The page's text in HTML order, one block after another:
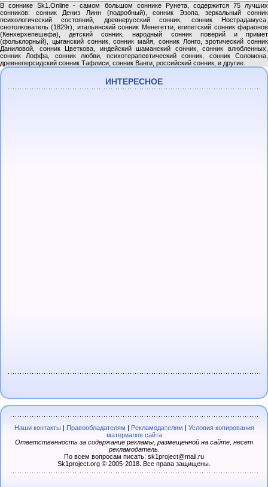
В соннике Sk1.Online - самом большом соннике Рунета, содержится 75 лучших
сонников: сонник Дениз Линн (подробный), сонник Эзопа, зеркальный сонник
психологический состояний, древнерусский сонник, сонник Нострадамуса,
снотолкователь (1829г), итальянский сонник Менегетти, египетский сонник фараонов
(Кенхерхепешефа), детский сонник, народный сонник поверий и примет
(фольклорный), цыганский сонник, сонник майя, сонник Лонго, эротический сонник
Даниловой, сонник Цветкова, индейский шаманский сонник, сонник влюбленных,
сонник Лоффа, сонник любви, психотерапевтический сонник, сонник Соломона,
древнеперсидский сонник Тафлиси, сонник Ванги, российский сонник, и другие.
ИНТЕРЕСНОЕ
Наши контакты| Правообладателям Рекламодателям
Условия копирования
материалов сайта
Ответственность за содержание рекламы, размещенной на сайте, несет
рекламодатель.
По всем вопросам писать: sk1project@mail.ru
Sk1project.org © 2005-2018. Все права защищены.